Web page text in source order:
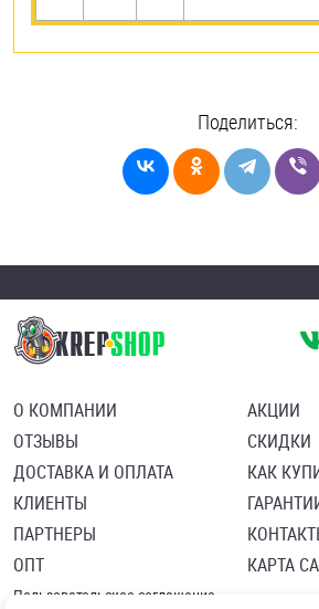
Поделиться:
О КОМПАНИИ
ОТЗЫВЫ
ДОСТАВКА И ОПЛАТА
КЛИЕНТЫ
ПАРТНЕРЫ
ОПТ
АКЦИИ
СКИДКИ
КАК
КАРТА
Пользовательское соглашение